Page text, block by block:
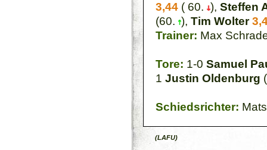
3,44 ( 60. ), Steffen
(60. ), Tim Wolter
Trainer: Max
Tore: 1-0 Samuel
1 Justin Oldenburg
Schiedsrichter:
(LAFU)